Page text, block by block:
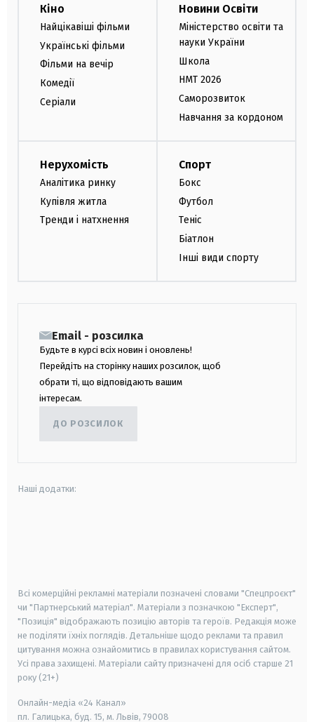
Кіно
Найцікавіші фільми
Українські фільми
Фільми на вечір
Комедії
Серіали
Новини Освіти
Міністерство освіти та
науки України
Школа
НМТ 2026
Саморозвиток
Навчання за кордоном
Нерухомість
Аналітика ринку
Купівля житла
Тренди і натхнення
Спорт
Бокс
Футбол
Теніс
Біатлон
Інші види спорту
Email - розсилка
Будьте в курсі всіх новин і оновлень!
Перейдіть на сторінку наших розсилок, щоб
обрати ті, що відповідають вашим
інтересам.
ДО РОЗСИЛОК
Наші додатки:
Всі комерційні рекламні матеріали позначені словами "Спецпроєкт"
чи "Партнерський матеріал". Матеріали з позначкою "Експерт",
"Позиція" відображають позицію авторів та героїв. Редакція може
не поділяти їхніх поглядів. Детальніше щодо реклами та правил
цитування можна ознайомитись в правилах користування сайтом.
Усі права захищені. Матеріали сайту призначені для осіб старше 21
року (21+)
Онлайн-медіа «24 Канал»
пл. Галицька, буд. 15, м. Львів, 79008